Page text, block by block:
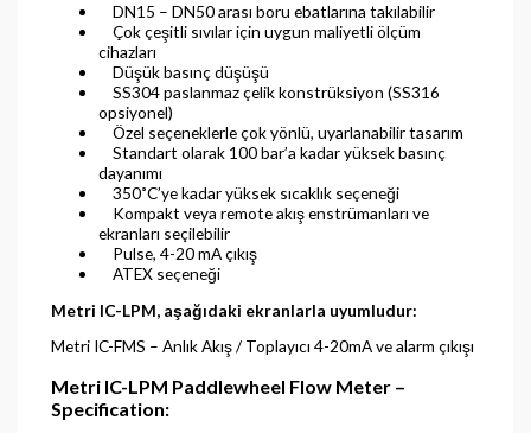
DN15 – DN50 arası boru ebatlarına takılabilir
Çok çeşitli sıvılar için uygun maliyetli ölçüm
cihazları
Düşük basınç düşüşü
SS304 paslanmaz çelik konstrüksiyon (SS316
opsiyonel)
Özel seçeneklerle çok yönlü, uyarlanabilir tasarım
Standart olarak 100 bar’a kadar yüksek basınç
dayanımı
350˚C’ye kadar yüksek sıcaklık seçeneği
Kompakt veya remote akış enstrümanları ve
ekranları seçilebilir
Pulse, 4-20 mA çıkış
ATEX seçeneği
Metri IC-LPM, aşağıdaki ekranlarla uyumludur:
Metri IC-FMS – Anlık Akış / Toplayıcı 4-20mA ve alarm çıkışı
Metri IC-LPM Paddlewheel Flow Meter –
Specification: